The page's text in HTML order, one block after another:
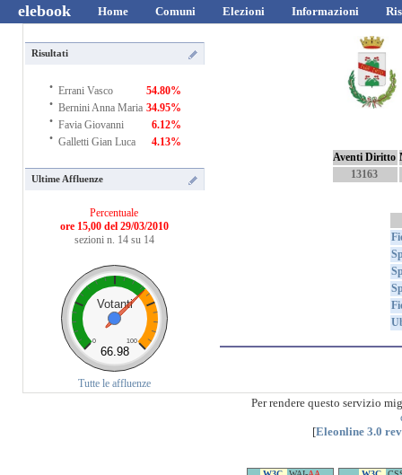
elebook Home Comuni Elezioni Informazioni
Risultati
· Errani Vasco 54.80%
· Bernini Anna Maria 34.95%
· Favia Giovanni 6.12%
· Galletti Gian Luca 4.13%
Ultime Affluenze
Percentuale
ore 15,00 del 29/03/2010
sezioni n. 14 su 14
Votanti
0 100
66.98
Tutte le affluenze
Aventi Diritto
13163
Per rendere questo servizio
[Eleonline 3.0